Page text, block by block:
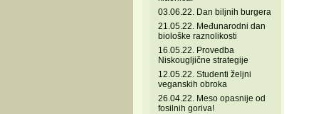
03.06.22. Dan biljnih burgera
21.05.22. Međunarodni dan
biološke raznolikosti
16.05.22. Provedba
Niskougljične strategije
12.05.22. Studenti željni
veganskih obroka
26.04.22. Meso opasnije od
fosilnih goriva!